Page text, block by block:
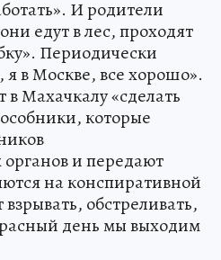
И родители
едут в лес, проходят
Периодически
в Москве, все хорошо».
Махачкалу «сделать
которые
и передают
на конспиративной
обстреливать,
день мы выходим